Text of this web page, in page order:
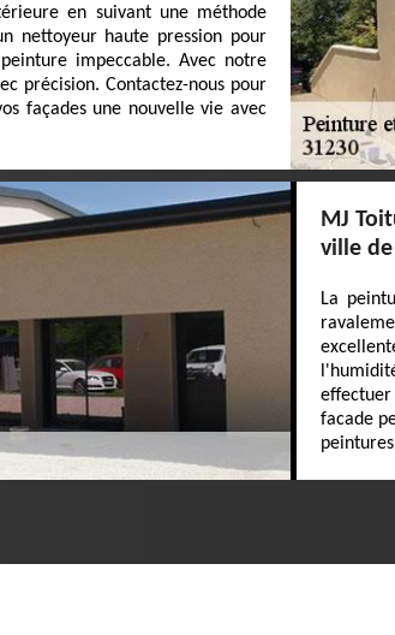
en suivant une méthode
nettoyeur haute pression pour
impeccable. Avec notre
précision. Contactez-nous pour
façades une nouvelle vie avec
MJ
ville
La
facade